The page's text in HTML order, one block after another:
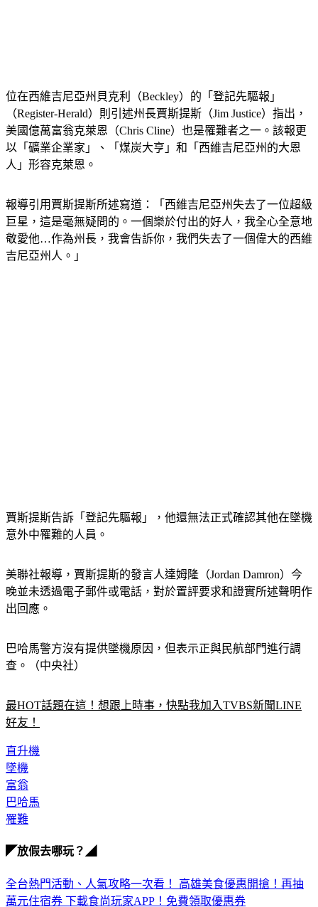
位在西維吉尼亞州貝克利（Beckley）的「登記先驅報」
（Register-Herald）則引述州長賈斯提斯（Jim Justice）指出，
美國億萬富翁克萊恩（Chris Cline）也是罹難者之一。該報更
以「礦業企業家」、「煤炭大亨」和「西維吉尼亞州的大恩
報導引用賈斯提斯所述寫道：「西維吉尼亞州失去了一位超級
巨星，這是毫無疑問的。一個樂於付出的好人，我全心全意地
敬愛他…作為州長，我會告訴你，我們失去了一個偉大的西維
賈斯提斯告訴「登記先驅報」，他還無法正式確認其他在墜機
美聯社報導，賈斯提斯的發言人達姆隆（Jordan Damron）今
晚並未透過電子郵件或電話，對於置評要求和證實所述聲明作
巴哈馬警方沒有提供墜機原因，但表示正與民航部門進行調
最HOT話題在這！想跟上時事，快點我加入TVBS新聞LINE
直升機
墜機
富翁
巴哈馬
全台熱門活動、人氣攻略一次看！高雄美食優惠開搶！再抽